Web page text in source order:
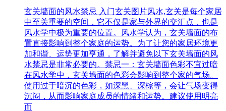
玄关墙面的风水禁忌 入门玄关图片风水,玄关是每个家居
中至关重要的空间，它不仅是家与外界的交汇点，也是
风水学中极为重要的位置。风水学认为，玄关墙面的布
置直接影响到整个家庭的运势。为了让您的家居环境更
加和谐、运势更加亨通，了解并避免以下玄关墙面的风
水禁忌是非常必要的。禁忌一：玄关墙面色彩不宜过暗
在风水学中，玄关墙面的色彩会影响到整个家的气场。
使用过于暗沉的色彩，如深黑、深棕等，会让气场变得
沉闷，从而影响家庭成员的情绪和运势。建议使用明亮
而